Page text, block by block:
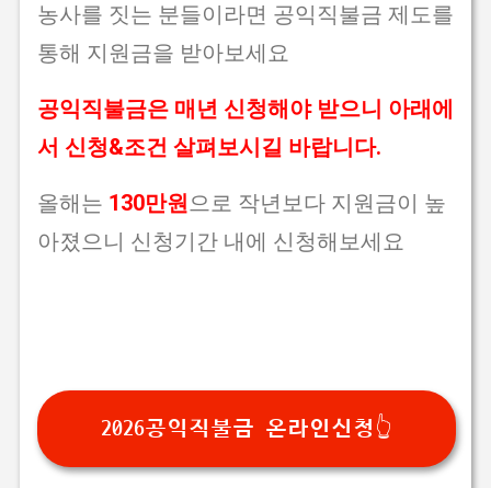
농사를 짓는 분들이라면 공익직불금 제도를
통해 지원금을 받아보세요
공익직불금은 매년 신청해야 받으니 아래에
서 신청&조건 살펴보시길 바랍니다.
올해는 130만원으로 작년보다 지원금이 높
아졌으니 신청기간 내에 신청해보세요
2026공익직불금 온라인신청👆